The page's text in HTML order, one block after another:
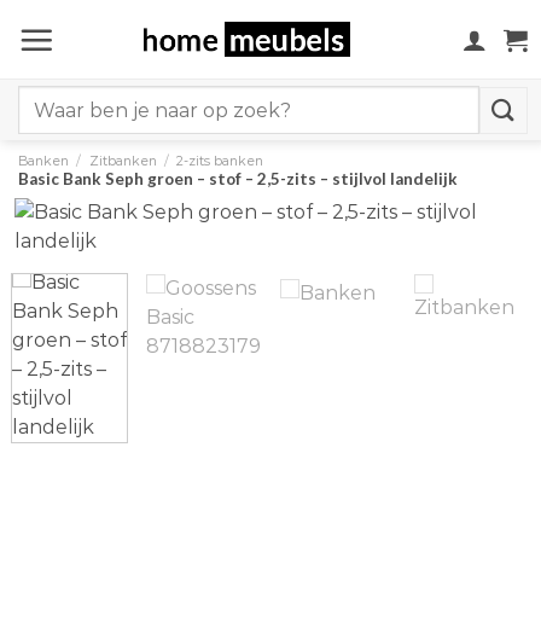
naar
for:
Banken / Zitbanken / 2-zits banken
Basic Bank Seph groen – stof – 2,5-zits – stijlvol landelijk